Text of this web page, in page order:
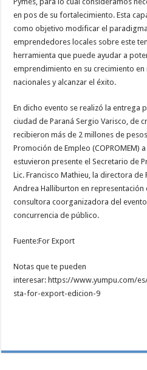
en pos de su fortalecimiento. Esta
como objetivo modificar el
emprendedores locales sobre este
herramienta que puede ayudar a
emprendimiento en su crecimiento en
nacionales y alcanzar el éxito.
En dicho evento se realizó la entrega
ciudad de Paraná Sergio Varisco, de
recibieron más de 2 millones de
Promoción de Empleo (COPROMEM)
estuvieron presente el Secretario de
Lic. Francisco Mathieu, la directora de
Andrea Halliburton en representación
consultora coorganizadora del
concurrencia de público.
Fuente:For Export
Notas que te pueden
interesar: https://www.yumpu.com/
sta-for-export-edicion-9